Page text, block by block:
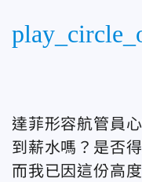
達菲形容航管員
到薪水嗎？是否
而我已因這份高